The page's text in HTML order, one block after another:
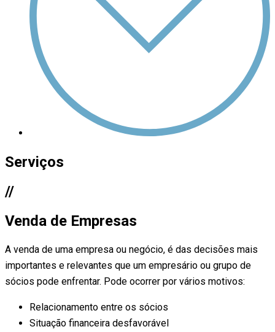
Serviços
//
Venda de Empresas
A venda de uma empresa ou negócio, é das decisões mais
importantes e relevantes que um empresário ou grupo de
sócios pode enfrentar. Pode ocorrer por vários motivos:
Relacionamento entre os sócios
Situação financeira desfavorável